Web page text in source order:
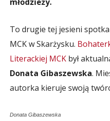
To drugie tej jesieni
MCK w Skarżysku.
Literackiej MCK był
Donata Gibaszewska.
autorka kieruje swoją
Donata Gibaszewska